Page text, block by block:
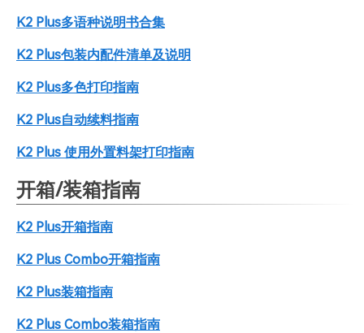
K2 Plus多语种说明书合集
K2 Plus包装内配件清单及说明
K2 Plus多色打印指南
K2 Plus自动续料指南
K2 Plus 使用外置料架打印指南
开箱/装箱指南
K2 Plus开箱指南
K2 Plus Combo开箱指南
K2 Plus装箱指南
K2 Plus Combo装箱指南